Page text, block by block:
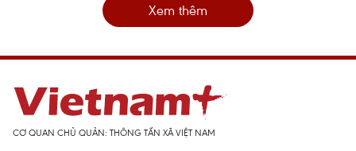
Xem thêm
CƠ QUAN CHỦ QUẢN: THÔNG TẤN XÃ VIỆT NAM